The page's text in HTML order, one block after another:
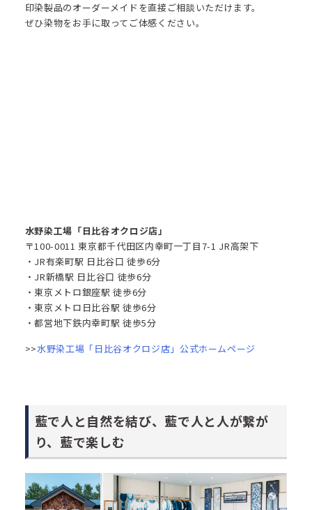
印染製品のオーダーメイドを直接ご相談いただけます。
ぜひ染物をお手に取ってご体感ください。
水野染工場「日比谷オクロジ店」
〒100-0011 東京都千代田区内幸町一丁目7-1 JR高架下
・JR有楽町駅 日比谷口 徒歩6分
・JR新橋駅 日比谷口 徒歩6分
・東京メトロ銀座駅 徒歩6分
・東京メトロ日比谷駅 徒歩6分
・都営地下鉄内幸町駅 徒歩5分
>>水野染工場「日比谷オクロジ店」公式ホームページ
藍で人と自然を結び、藍で人と人が繋が
り、藍で楽しむ